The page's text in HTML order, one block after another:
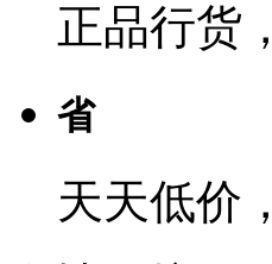
正品行货
省
天天低价